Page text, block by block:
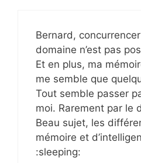
Bernard,
domaine n’est pas
Et en plus, ma
me semble que
Tout semble passer
moi. Rarement par le
Beau sujet, les
mémoire et
:sleeping: